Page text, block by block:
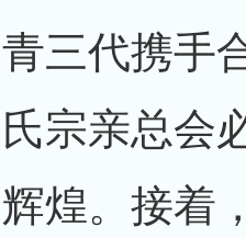
三代携手
宗亲总会
煌。接着